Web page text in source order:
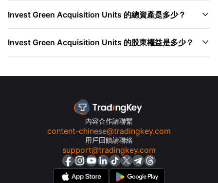
Invest Green Acquisition Units 的總資產是多少？ 
Invest Green Acquisition Units 的股東權益是多少？ 
內容合作請聯繫
content-chinese@tradingkey.com
用戶回饋請聯絡
support@tradingkey.com